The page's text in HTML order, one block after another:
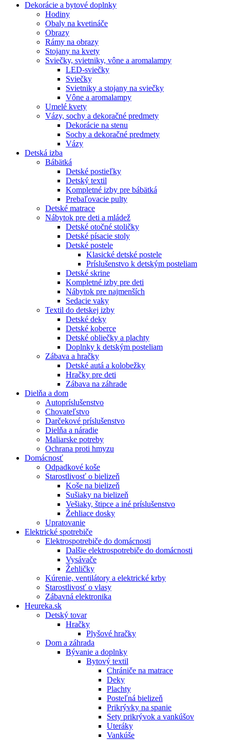
Dekorácie a bytové doplnky
Hodiny
Obaly na kvetináče
Obrazy
Rámy na obrazy
Stojany na kvety
Sviečky, svietniky, vône a aromalampy
LED-sviečky
Sviečky
Svietniky a stojany na sviečky
Vône a aromalampy
Umelé kvety
Vázy, sochy a dekoračné predmety
Dekorácie na stenu
Sochy a dekoračné predmety
Vázy
Detská izba
Bábätká
Detské postieľky
Detský textil
Kompletné izby pre bábätká
Prebaľovacie pulty
Detské matrace
Nábytok pre deti a mládež
Detské otočné stoličky
Detské písacie stoly
Detské postele
Klasické detské postele
Príslušenstvo k detským posteliam
Detské skrine
Kompletné izby pre deti
Nábytok pre najmenších
Sedacie vaky
Textil do detskej izby
Detské deky
Detské koberce
Detské obliečky a plachty
Doplnky k detským posteliam
Zábava a hračky
Detské autá a kolobežky
Hračky pre deti
Zábava na záhrade
Dielňa a dom
Autopríslušenstvo
Chovateľstvo
Darčekové príslušenstvo
Dielňa a náradie
Maliarske potreby
Ochrana proti hmyzu
Domácnosť
Odpadkové koše
Starostlivosť o bielizeň
Koše na bielizeň
Sušiaky na bielizeň
Vešiaky, štipce a iné príslušenstvo
Žehliace dosky
Upratovanie
Elektrické spotrebiče
Elektrospotrebiče do domácnosti
Dalšie elektrospotrebiče do domácnosti
Vysávače
Žehličky
Kúrenie, ventilátory a elektrické krby
Starostlivosť o vlasy
Zábavná elektronika
Heureka.sk
Detský tovar
Hračky
Plyšové hračky
Dom a záhrada
Bývanie a doplnky
Bytový textil
Chrániče na matrace
Deky
Plachty
Posteľná bielizeň
Prikrývky na spanie
Sety prikrývok a vankúšov
Uteráky
Vankúše